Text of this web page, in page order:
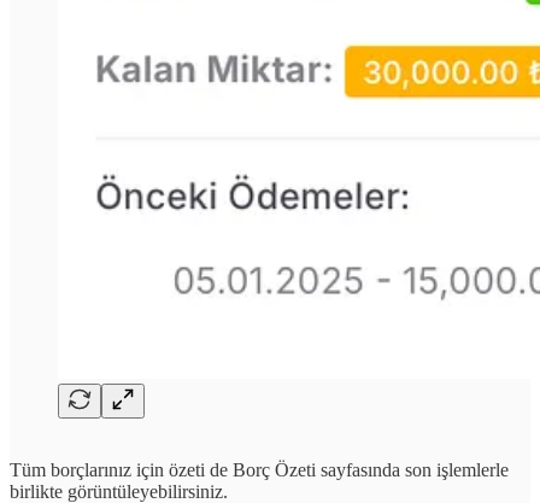
Tüm borçlarınız için özeti de Borç Özeti sayfasında son işlemlerle
birlikte görüntüleyebilirsiniz.